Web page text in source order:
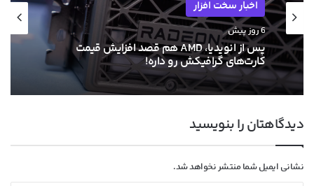
اخبار سخت افزار
6 روز پیش
کارت‌های گرافیکش رو داره!
اخبار سخت افزار
7 روز پیش
کارت گرافیک AMD Radeon RX 9050 رسماً معرفی
شد؛ مشخصات، قیمت و بنچمارک‌ها
دیدگاهتان را بنویسید
نشانی ایمیل شما منتشر نخواهد شد.